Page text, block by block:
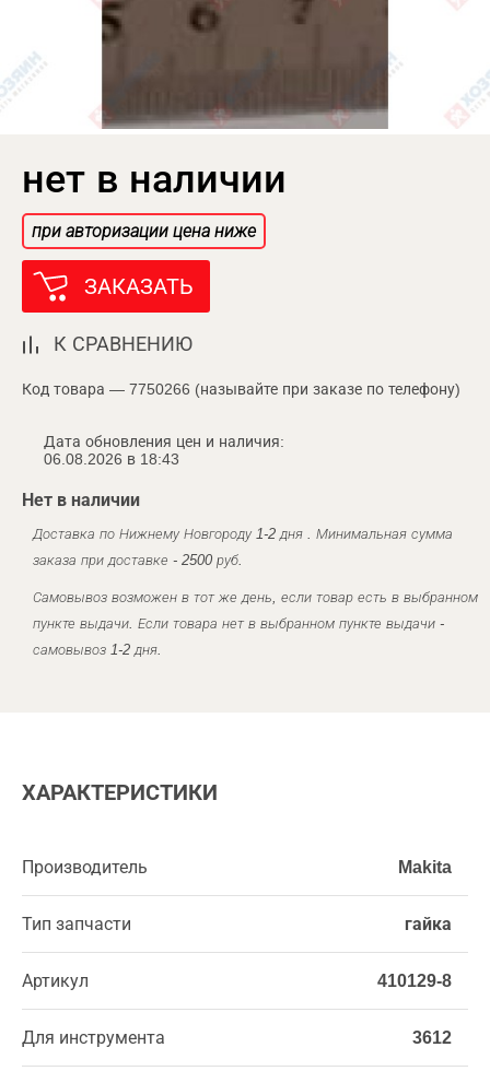
нет в наличии
при авторизации цена ниже
ЗАКАЗАТЬ
К СРАВНЕНИЮ
Код товара — 7750266 (называйте при заказе по телефону)
Дата обновления цен и наличия:
06.08.2026 в 18:43
Нет в наличии
Доставка по Нижнему Новгороду 1-2 дня . Минимальная сумма
заказа при доставке - 2500 руб.
Самовывоз возможен в тот же день, если товар есть в выбранном
пункте выдачи. Если товара нет в выбранном пункте выдачи -
самовывоз 1-2 дня.
ХАРАКТЕРИСТИКИ
Производитель Makita
Тип запчасти гайка
Артикул 410129-8
Для инструмента 3612